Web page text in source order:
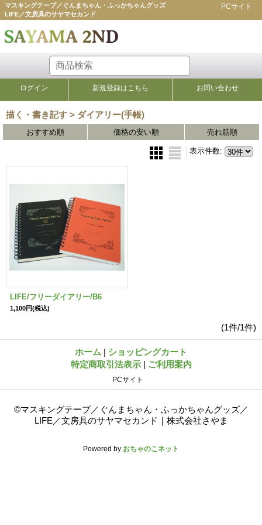
マスキングテープ／ぐんまちゃん・ふっかちゃんグッズ
LIFE／文房具のサヤマセカンド
PCサイト
ログイン 新規登録はこちら お問い合わせ
描く・書き記す > ダイアリー(手帳)
おすすめ順 価格の安い順 売れ筋順
表示件数:
LIFE/フリーダイアリー/B6
1,100円(税込)
(1件/1件)
ホーム | ショッピングカート
特定商取引法表示 | ご利用案内
PCサイト
©マスキングテープ／ぐんまちゃん・ふっかちゃんグッズ／
LIFE／文房具のサヤマセカンド｜株式会社さやま
Powered by おちゃのこネット